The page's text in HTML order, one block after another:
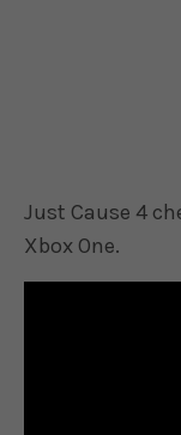
Just Cause 4
Xbox One.